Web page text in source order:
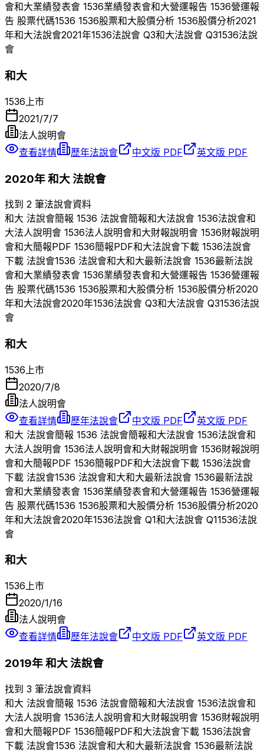
會和大業績發表會 1536業績發表會和大營運報告 1536營運報
告 股票代碼1536 1536股票和大股價分析 1536股價分析2021
年和大法說會2021年1536法說會 Q3和大法說會 Q31536法說
會
和大
1536 上市
2021/7/7
法人說明會
查看詳情
歷年法說會 中文版 PDF 英文版 PDF
2020年和大法說會
找到 2 筆法說會資料
和大 法說會簡報 1536 法說會簡報和大法說會 1536法說會和
大法人說明會 1536法人說明會和大財報說明會 1536財報說明
會和大簡報PDF 1536簡報PDF和大法說會下載 1536法說會
下載 法說會1536 法說會和大和大最新法說會 1536最新法說
會和大業績發表會 1536業績發表會和大營運報告 1536營運報
告 股票代碼1536 1536股票和大股價分析 1536股價分析2020
年和大法說會2020年1536法說會 Q3和大法說會 Q31536法說
會
和大
1536 上市
2020/7/8
法人說明會
查看詳情
歷年法說會 中文版 PDF
英文版 PDF
和大 法說會簡報 1536 法說會簡報和大法說會 1536法說會和
大法人說明會 1536法人說明會和大財報說明會 1536財報說明
會和大簡報PDF 1536簡報PDF和大法說會下載 1536法說會
下載 法說會1536 法說會和大和大最新法說會 1536最新法說
會和大業績發表會 1536業績發表會和大營運報告 1536營運報
告 股票代碼1536 1536股票和大股價分析 1536股價分析2020
年和大法說會2020年1536法說會 Q1和大法說會 Q11536法說
會
和大
1536上市
2020/1/16
法人說明會
查看詳情
歷年法說會 中文版 PDF 英文版 PDF
2019年和大法說會
找到 3 筆法說會資料
和大 法說會簡報 1536 法說會簡報和大法說會 1536法說會和
大法人說明會 1536法人說明會和大財報說明會 1536財報說明
會和大簡報PDF 1536簡報PDF和大法說會下載 1536法說會
下載 法說會1536 法說會和大和大最新法說會 1536最新法說